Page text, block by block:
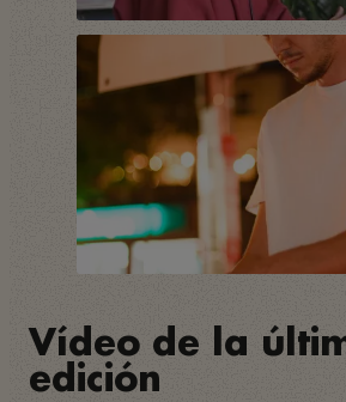
Vídeo de la
edición